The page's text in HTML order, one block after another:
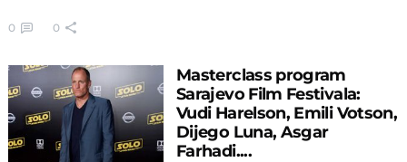
0 0
Masterclass program
Sarajevo Film Festivala:
Vudi Harelson, Emili Votson,
Dijego Luna, Asgar
Farhadi....